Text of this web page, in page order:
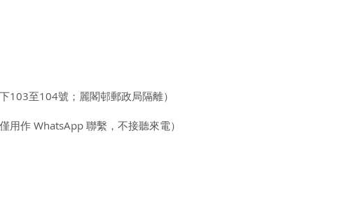
103至104號；麗閣邨郵政局隔離）
作 WhatsApp 聯繫，不接聽來電）